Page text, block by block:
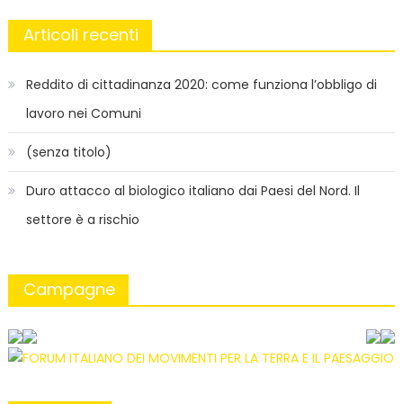
Articoli recenti
Reddito di cittadinanza 2020: come funziona l’obbligo di
lavoro nei Comuni
(senza titolo)
Duro attacco al biologico italiano dai Paesi del Nord. Il
settore è a rischio
Campagne